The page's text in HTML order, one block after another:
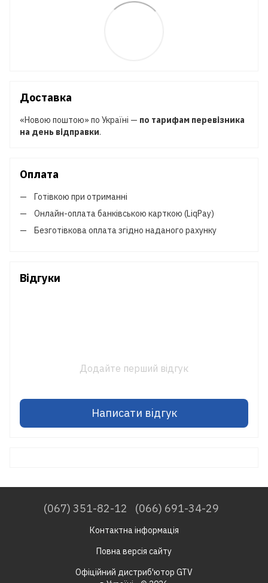
Доставка
«Новою поштою» по Україні — по тарифам перевізника
на день відправки.
Оплата
Готівкою при отриманні
Онлайн-оплата банківською карткою (LiqPay)
Безготівкова оплата згідно наданого рахунку
Відгуки
Додайте перший відгук
Написати відгук
(067) 351-82-12 (066) 691-34-29
Контактна інформація
Повна версія сайту
Офіційний дистриб'ютор GTV